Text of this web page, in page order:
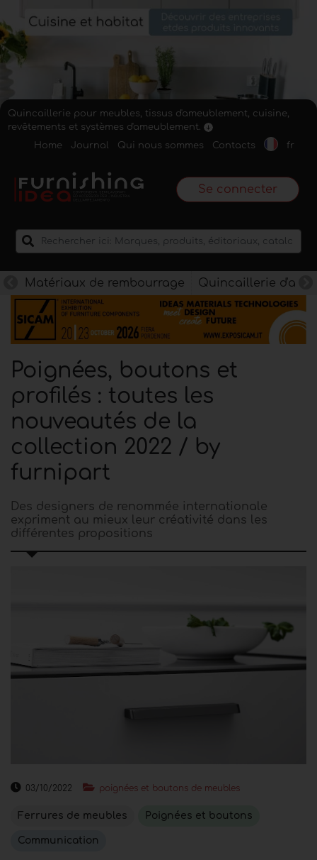
Quincaillerie pour meubles, tissus d'ameublement, cuisine,
revêtements et systèmes d'ameublement.
Home
Journal Qui nous sommes Contacts fr
Se connecter
Matériaux de rembourrage Quincaillerie
Poignées, boutons et
profilés : toutes les
nouveautés de la
collection 2022 / by
furnipart
Des designers de renommée internationale
expriment au mieux leur créativité dans les
différentes propositions
03/10/2022 poignées et boutons de meubles
Ferrures de meubles Poignées et boutons
Communication